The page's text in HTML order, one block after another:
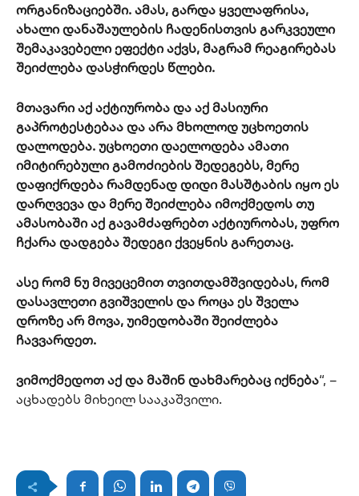
ორგანიზაციებში. ამას, გარდა ყველაფრისა,
ახალი დანაშაულების ჩადენისთვის გარკვეული
შემაკავებელი ეფექტი აქვს, მაგრამ რეაგირებას
შეიძლება დასჭირდეს წლები.
მთავარი აქ აქტიურობა და აქ მასიური
გაპროტესტებაა და არა მხოლოდ უცხოეთის
დალოდება. უცხოეთი დაელოდება ამათი
იმიტირებული გამოძიების შედეგებს, მერე
დაფიქრდება რამდენად დიდი მასშტაბის იყო ეს
დარღვევა და მერე შეიძლება იმოქმედოს თუ
ამასობაში აქ გავამძაფრებთ აქტიურობას, უფრო
ჩქარა დადგება შედეგი ქვეყნის გარეთაც.
ასე რომ ნუ მივეცემით თვითდამშვიდებას, რომ
დასავლეთი გვიშველის და როცა ეს შველა
დროზე არ მოვა, უიმედობაში შეიძლება
ჩავვარდეთ.
ვიმოქმედოთ აქ და მაშინ დახმარებაც იქნება“, –
აცხადებს მიხეილ სააკაშვილი.